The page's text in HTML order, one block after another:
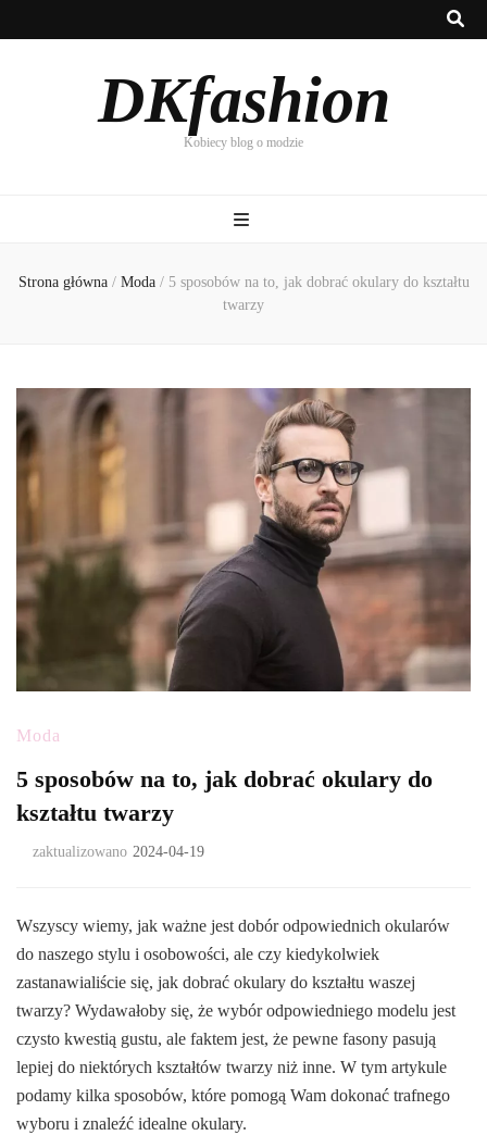
DKfashion
Kobiecy blog o modzie
Strona główna / Moda / 5 sposobów na to, jak dobrać okulary do kształtu
twarzy
Moda
5 sposobów na to, jak dobrać okulary do
kształtu twarzy
zaktualizowano 2024-04-19
Wszyscy wiemy, jak ważne jest dobór odpowiednich okularów
do naszego stylu i osobowości, ale czy kiedykolwiek
zastanawialiście się, jak dobrać okulary do kształtu waszej
twarzy? Wydawałoby się, że wybór odpowiedniego modelu jest
czysto kwestią gustu, ale faktem jest, że pewne fasony pasują
lepiej do niektórych kształtów twarzy niż inne. W tym artykule
podamy kilka sposobów, które pomogą Wam dokonać trafnego
wyboru i znaleźć idealne okulary.